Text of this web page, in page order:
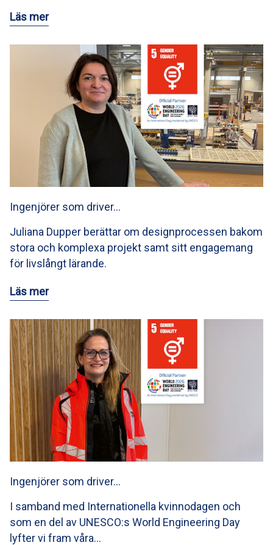
Läs mer
Ingenjörer som driver…
Juliana Dupper berättar om designprocessen bakom
stora och komplexa projekt samt sitt engagemang
för livslångt lärande.
Läs mer
Ingenjörer som driver…
I samband med Internationella kvinnodagen och
som en del av UNESCO:s World Engineering Day
lyfter vi fram våra…